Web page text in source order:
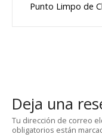
Punto Limpo de
Deja una
Tu dirección de correo
obligatorios están